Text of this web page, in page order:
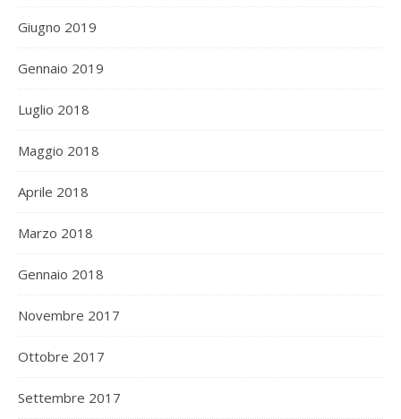
Giugno 2019
Gennaio 2019
Luglio 2018
Maggio 2018
Aprile 2018
Marzo 2018
Gennaio 2018
Novembre 2017
Ottobre 2017
Settembre 2017